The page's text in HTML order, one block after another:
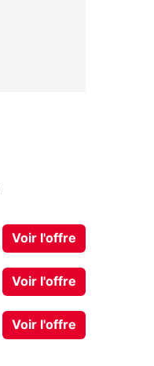
Voir l'offre
Voir l'offre
Voir l'offre